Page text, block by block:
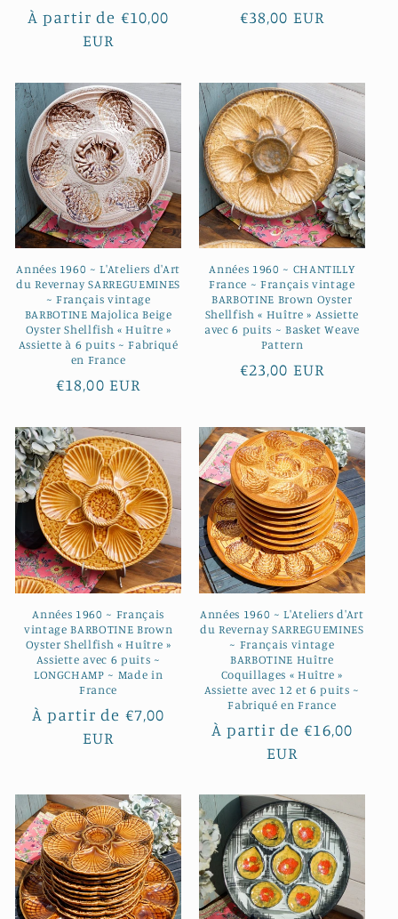
Prix
habituel
À partir de €10,00
EUR
Prix
€38,00 EUR
Années 1960 ~ L'Ateliers d'Art
du Revernay SARREGUEMINES
~ Français vintage
BARBOTINE Majolica Beige
Oyster Shellfish « Huître »
Assiette à 6 puits ~ Fabriqué
en France
Prix
€18,00 EUR
Années 1960 ~ CHANTILLY
France ~ Français vintage
BARBOTINE Brown Oyster
Shellfish « Huître » Assiette
avec 6 puits ~ Basket Weave
Pattern
Prix
€23,00 EUR
Années 1960 ~ Français
vintage BARBOTINE Brown
Oyster Shellfish « Huître »
Assiette avec 6 puits ~
LONGCHAMP ~ Made in
France
Prix
habituel
À partir de €7,00
EUR
Années 1960 ~ L'Ateliers d'Art
du Revernay SARREGUEMINES
~ Français vintage
BARBOTINE Huître
Coquillages « Huître »
Assiette avec 12 et 6 puits ~
Fabriqué en France
Prix
habituel
À partir de €16,00
EUR